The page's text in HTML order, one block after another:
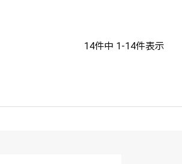
14件中 1 -14件表示